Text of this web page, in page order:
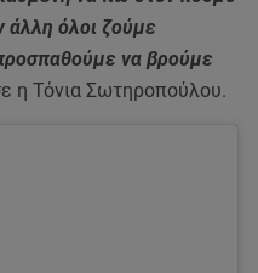
όλοι ζούμε
να βρούμε
η Τόνια Σωτηροπούλου.